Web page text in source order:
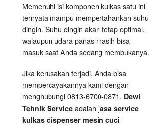
Memenuhi isi komponen kulkas satu ini
ternyata mampu mempertahankan suhu
dingin. Suhu dingin akan tetap optimal,
walaupun udara panas masih bisa
masuk saat Anda sedang membukanya.
Jika kerusakan terjadi, Anda bisa
mempercayakannya kami dengan
menghubungi 0813-6700-0871. Dewi
Tehnik Service adalah jasa service
kulkas dispenser mesin cuci